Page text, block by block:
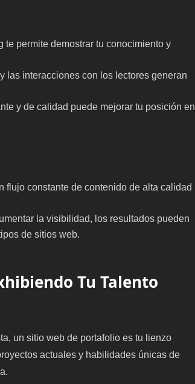
te permite demostrar tu conocimiento y
las interacciones con los lectores generan
y de calidad puede mejorar tu posición en
flujo constante de contenido de alta calidad
la visibilidad, los resultados pueden
de sitios web.
Tu Talento
un sitio web de portafolio es tu lienzo
actuales y habilidades únicas de